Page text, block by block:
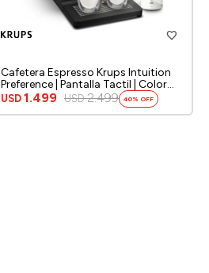
Cafetera Espresso Krups Intuition
Preference | Pantalla Tactil | Color
gris.
USD 1.499 USD 2.499 40